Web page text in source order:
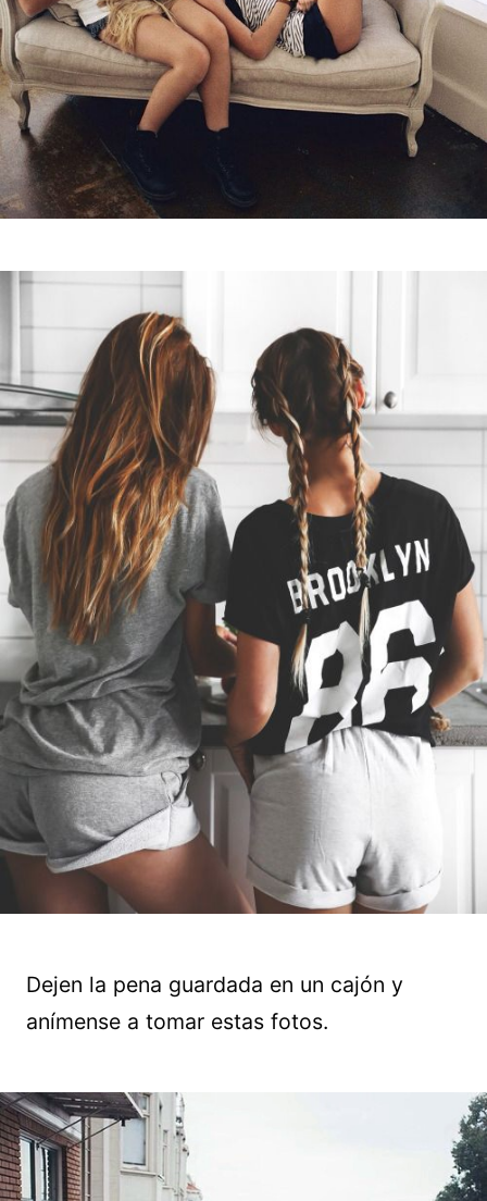
Dejen la pena guardada en un cajón y
anímense a tomar estas fotos.